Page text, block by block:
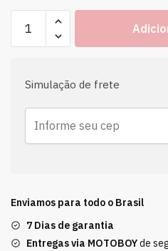
Simulação de frete
Enviamos para todo o Brasil
7 Dias de garantia
Entregas via MOTOBOYde